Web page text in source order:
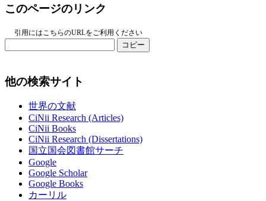
このページのリンク
引用にはこちらのURLをご利用ください
コピー
他の検索サイト
世界の文献
CiNii Research (Articles)
CiNii Books
CiNii Research (Dissertations)
国立国会図書館サーチ
Google
Google Scholar
Google Books
カーリル